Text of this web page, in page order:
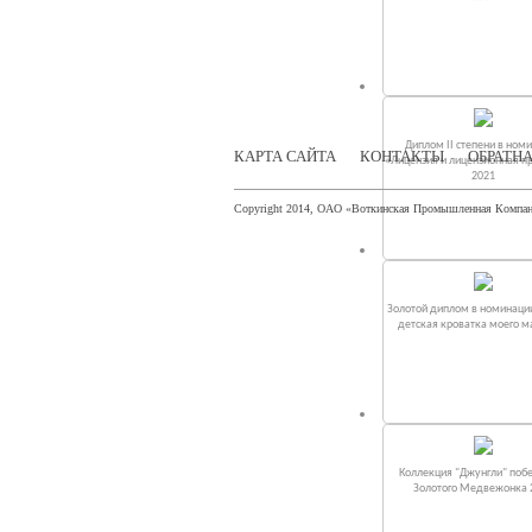
Диплом II степени в
«Лицензия и лицензионная
2021
Золотой диплом в
детская кроватка моего
Коллекция "Джунгли"
Золотого Медвежонка
КАРТА САЙТА КОНТАКТЫ
Copyright 2014, ОАО «Воткинская Промышленная